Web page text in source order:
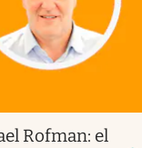
Rofman: el